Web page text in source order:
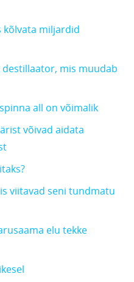
kõlvata miljardid
mis muudab
all on võimalik
võivad aidata
viitavad seni tundmatu
elu tekke